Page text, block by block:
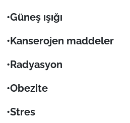
•Güneş ışığı
•Kanserojen maddeler
•Radyasyon
•Obezite
•Stres